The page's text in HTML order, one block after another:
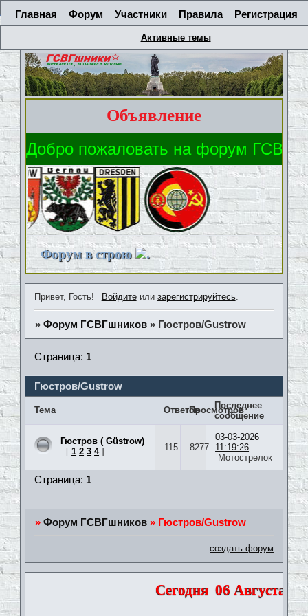
Главная Форум Участники Правила Регистрация
Активные темы
Объявление
Форум в строю .
Привет, Гость! Войдитеили зарегистрируйтесь.
»Форум ГСВГшников » Гюстров/Gustrow
Гюстров/Gustrow
Страница: 1
Тема ОтветовПросмотров
Последнее
сообщение
Гюстров ( Güstrow)
[ 1 2 3 4 ] 115 8277
03-03-2026
11:19:26
Мотострелок
Страница: 1
»Форум ГСВГшников » Гюстров/Gustrow
создать форум
Сегодня 06 Августа